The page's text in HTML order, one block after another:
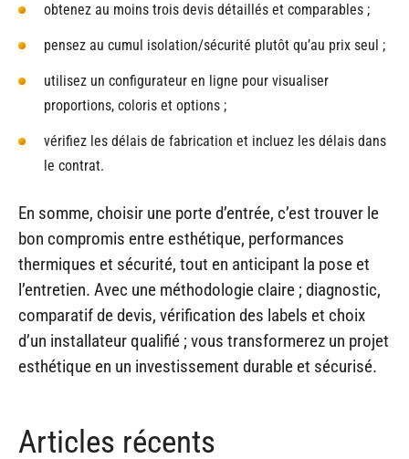
obtenez au moins trois devis détaillés et comparables ;
pensez au cumul isolation/sécurité plutôt qu’au prix seul ;
utilisez un configurateur en ligne pour visualiser
proportions, coloris et options ;
vérifiez les délais de fabrication et incluez les délais dans
le contrat.
En somme, choisir une porte d’entrée, c’est trouver le
bon compromis entre esthétique, performances
thermiques et sécurité, tout en anticipant la pose et
l’entretien. Avec une méthodologie claire ; diagnostic,
comparatif de devis, vérification des labels et choix
d’un installateur qualifié ; vous transformerez un projet
esthétique en un investissement durable et sécurisé.
Articles récents